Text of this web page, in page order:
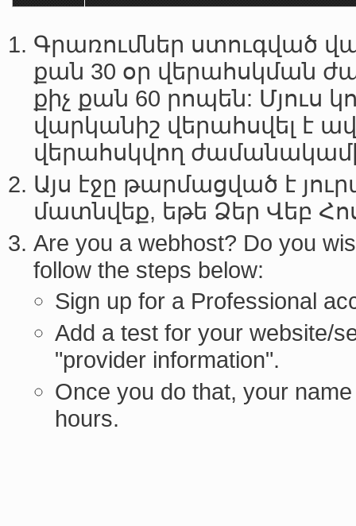
Գրառումներ ստուգված
քան 30 օր վերահսկման
քիչ քան 60 րոպեն: Մյուս
վարկանիշ վերահսվել է
վերահսկվող
Այս էջը թարմացված է
մատնվեք, եթե Ձեր Վեբ
Are you a webhost? Do you
follow the steps below:
Sign up for a Professional
Add a test for your website/
"provider information".
Once you do that, your
hours.